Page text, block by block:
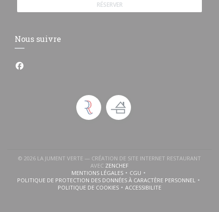
RÉSERVER
Nous suivre
Facebook ((ouvre une nouvelle fenêtre))
© 2026 LA JUMENT VERTE — CRÉATION DE SITE INTERNET RESTAURANT
AVEC ZENCHEF((OUVRE UNE NOUVELLE FENÊTRE))
MENTIONS LÉGALES((OUVRE UNE NOUVELLE FENÊTRE))
CGU((OUVRE UNE NOUVELLE
POLITIQUE DE PROTECTION DES DONNÉES À CARACTÈRE PERSONNEL
((OUVRE UNE NOUVELLE FENÊTRE))
POLITIQUE DE COOKIES((OUVRE UNE NOUVELLE FENÊTRE))
ACCESSIBILITE((OUVRE UNE NOUVELLE